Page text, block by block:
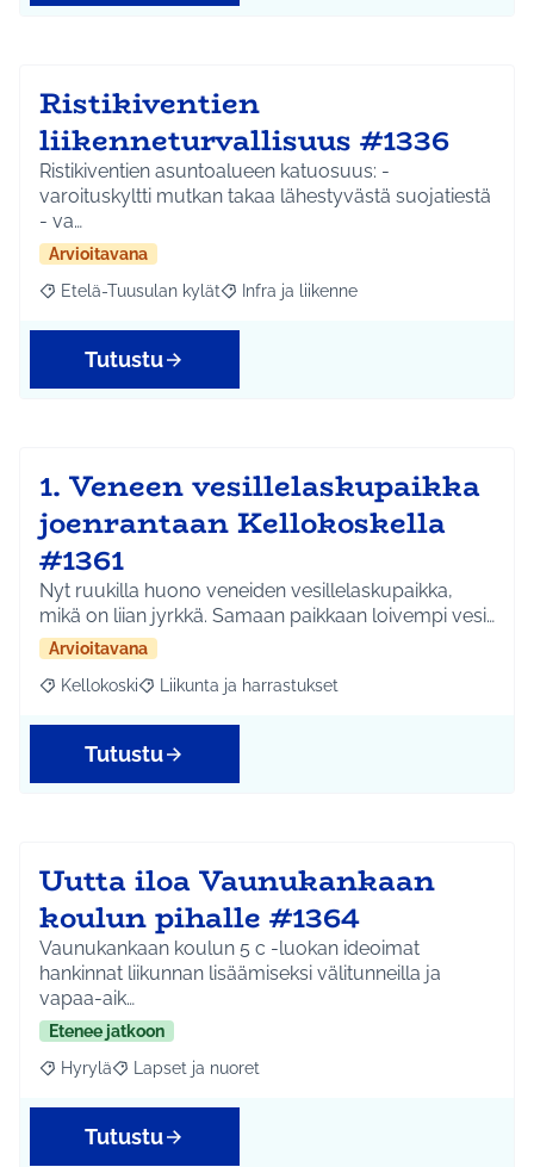
Ristikiventien
liikenneturvallisuus #1336
Ristikiventien asuntoalueen katuosuus: -
varoituskyltti mutkan takaa lähestyvästä suojatiestä
- va…
Arvioitavana
Rajaa tulokset aihepiirin mukaan: Etelä-Tuusulan kylät
Etelä-Tuusulan kylät Rajaa tulokset teeman mukaan: Infra ja
Infra ja liikenne
Tutustu
1. Veneen vesillelaskupaikka
joenrantaan Kellokoskella
#1361
Nyt ruukilla huono veneiden vesillelaskupaikka,
mikä on liian jyrkkä. Samaan paikkaan loivempi vesi…
Arvioitavana
Rajaa tulokset aihepiirin mukaan: Kellokoski
Kellokoski Rajaa tulokset teeman mukaan: Liikunta ja
Liikunta ja harrastukset
Tutustu
Uutta iloa Vaunukankaan
koulun pihalle #1364
Vaunukankaan koulun 5 c -luokan ideoimat
hankinnat liikunnan lisäämiseksi välitunneilla ja
vapaa-aik…
Etenee jatkoon
Rajaa tulokset aihepiirin mukaan: Hyrylä
Hyrylä Rajaa tulokset teeman mukaan: Lapset ja nuoret
Lapset ja nuoret
Tutustu